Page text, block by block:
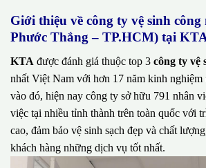
Giới thiệu về công ty vệ sinh
Phước Thắng – TP.HCM) tại
KTA được đánh giá thuộc top 3 công ty vệ
nhất Việt Nam với hơn 17 năm kinh nghiệm
vào đó, hiện nay công ty sở hữu 791 nhân
việc tại nhiều tỉnh thành trên toàn quốc với
cao, đảm bảo vệ sinh sạch đẹp và chất
khách hàng những dịch vụ tốt nhất.